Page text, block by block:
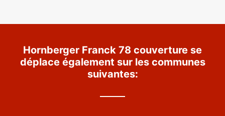
Hornberger Franck 78 couverture se
déplace également sur les communes
suivantes: